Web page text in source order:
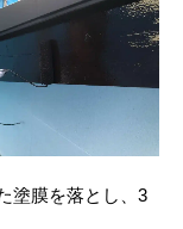
塗膜を落とし、3